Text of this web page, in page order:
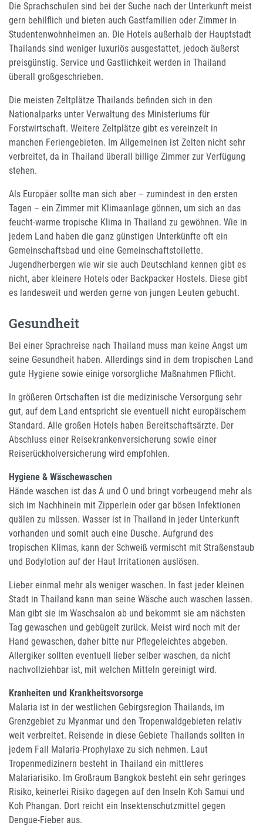
Die Sprachschulen sind bei der Suche nach der Unterkunft meist
gern behilflich und bieten auch Gastfamilien oder Zimmer in
Studentenwohnheimen an. Die Hotels außerhalb der Hauptstadt
Thailands sind weniger luxuriös ausgestattet, jedoch äußerst
preisgünstig. Service und Gastlichkeit werden in Thailand
überall großgeschrieben.
Die meisten Zeltplätze Thailands befinden sich in den
Nationalparks unter Verwaltung des Ministeriums für
Forstwirtschaft. Weitere Zeltplätze gibt es vereinzelt in
manchen Feriengebieten. Im Allgemeinen ist Zelten nicht sehr
verbreitet, da in Thailand überall billige Zimmer zur Verfügung
stehen.
Als Europäer sollte man sich aber – zumindest in den ersten
Tagen – ein Zimmer mit Klimaanlage gönnen, um sich an das
feucht-warme tropische Klima in Thailand zu gewöhnen. Wie in
jedem Land haben die ganz günstigen Unterkünfte oft ein
Gemeinschaftsbad und eine Gemeinschaftstoilette.
Jugendherbergen wie wir sie auch Deutschland kennen gibt es
nicht, aber kleinere Hotels oder Backpacker Hostels. Diese gibt
es landesweit und werden gerne von jungen Leuten gebucht.
Gesundheit
Bei einer Sprachreise nach Thailand muss man keine Angst um
seine Gesundheit haben. Allerdings sind in dem tropischen Land
gute Hygiene sowie einige vorsorgliche Maßnahmen Pflicht.
In größeren Ortschaften ist die medizinische Versorgung sehr
gut, auf dem Land entspricht sie eventuell nicht europäischem
Standard. Alle großen Hotels haben Bereitschaftsärzte. Der
Abschluss einer Reisekrankenversicherung sowie einer
Reiserückholversicherung wird empfohlen.
Hygiene & Wäschewaschen
Hände waschen ist das A und O und bringt vorbeugend mehr als
sich im Nachhinein mit Zipperlein oder gar bösen Infektionen
quälen zu müssen. Wasser ist in Thailand in jeder Unterkunft
vorhanden und somit auch eine Dusche. Aufgrund des
tropischen Klimas, kann der Schweiß vermischt mit Straßenstaub
und Bodylotion auf der Haut Irritationen auslösen.
Lieber einmal mehr als weniger waschen. In fast jeder kleinen
Stadt in Thailand kann man seine Wäsche auch waschen lassen.
Man gibt sie im Waschsalon ab und bekommt sie am nächsten
Tag gewaschen und gebügelt zurück. Meist wird noch mit der
Hand gewaschen, daher bitte nur Pflegeleichtes abgeben.
Allergiker sollten eventuell lieber selber waschen, da nicht
nachvollziehbar ist, mit welchen Mitteln gereinigt wird.
Kranheiten und Krankheitsvorsorge
Malaria ist in der westlichen Gebirgsregion Thailands, im
Grenzgebiet zu Myanmar und den Tropenwaldgebieten relativ
weit verbreitet. Reisende in diese Gebiete Thailands sollten in
jedem Fall Malaria-Prophylaxe zu sich nehmen. Laut
Tropenmedizinern besteht in Thailand ein mittleres
Malariarisiko. Im Großraum Bangkok besteht ein sehr geringes
Risiko, keinerlei Risiko dagegen auf den Inseln Koh Samui und
Koh Phangan. Dort reicht ein Insektenschutzmittel gegen
Dengue-Fieber aus.